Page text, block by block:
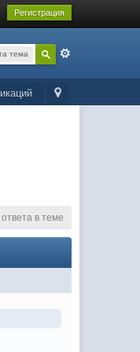
Регистрация
тема
в теме